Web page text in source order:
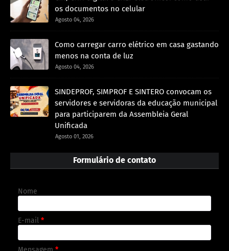
os documentos no celular
Agosto 04, 2026
Como carregar carro elétrico em casa gastando
menos na conta de luz
Agosto 04, 2026
SINDEPROF, SIMPROF E SINTERO convocam os
servidores e servidoras da educação municipal
para participarem da Assembleia Geral
Unificada
Agosto 01, 2026
Formulário de contato
Nome
E-mail *